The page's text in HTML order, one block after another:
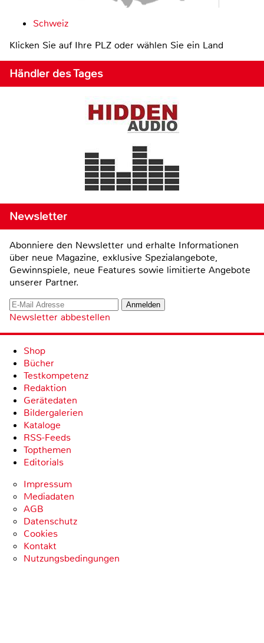
Schweiz
Klicken Sie auf Ihre PLZ oder wählen Sie ein Land
Händler des Tages
Newsletter
Abonniere den Newsletter und erhalte Informationen
über neue Magazine, exklusive Spezialangebote,
Gewinnspiele, neue Features sowie limitierte Angebote
unserer Partner.
Newsletter abbestellen
Shop
Bücher
Testkompetenz
Redaktion
Gerätedaten
Bildergalerien
Kataloge
RSS-Feeds
Topthemen
Editorials
Impressum
Mediadaten
AGB
Datenschutz
Cookies
Kontakt
Nutzungsbedingungen